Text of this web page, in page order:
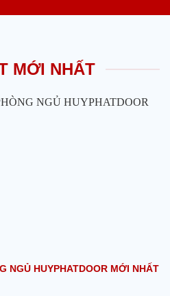
MỚI NHẤT
NGỦ HUYPHATDOOR MỚI NHẤT